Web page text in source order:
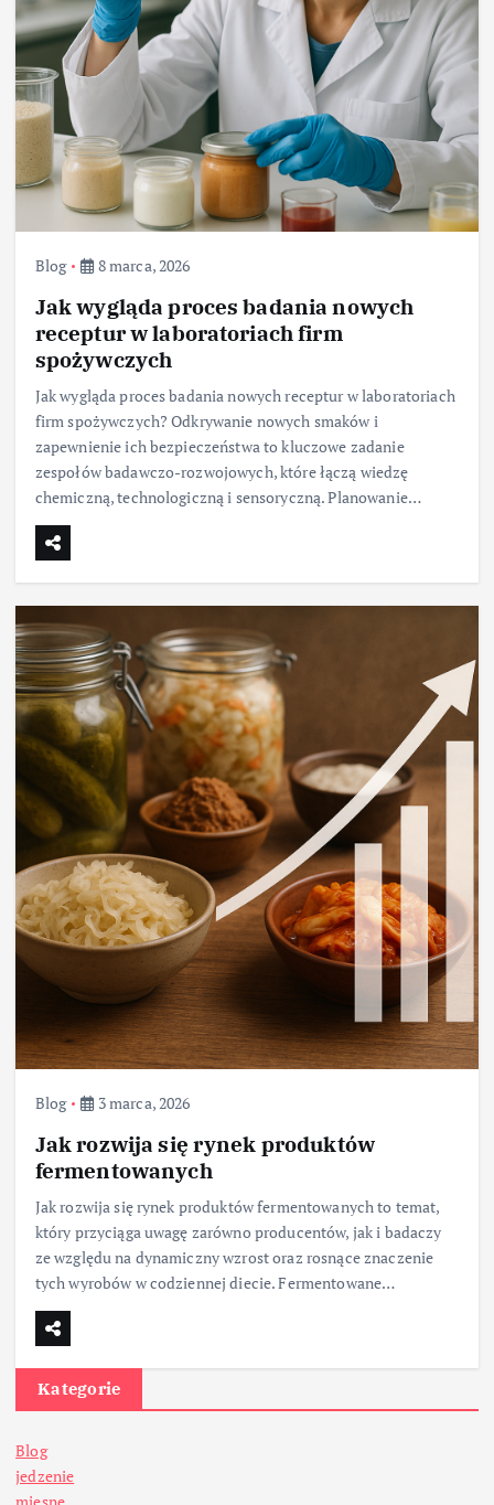
Blog 8 marca, 2026
Jak wygląda proces badania nowych
receptur w laboratoriach firm
spożywczych
Jak wygląda proces badania nowych receptur w laboratoriach
firm spożywczych? Odkrywanie nowych smaków i
zapewnienie ich bezpieczeństwa to kluczowe zadanie
zespołów badawczo-rozwojowych, które łączą wiedzę
chemiczną, technologiczną i sensoryczną. Planowanie…
Blog 3 marca, 2026
Jak rozwija się rynek produktów
fermentowanych
Jak rozwija się rynek produktów fermentowanych to temat,
który przyciąga uwagę zarówno producentów, jak i badaczy
ze względu na dynamiczny wzrost oraz rosnące znaczenie
tych wyrobów w codziennej diecie. Fermentowane…
Kategorie
Blog
jedzenie
mięsne